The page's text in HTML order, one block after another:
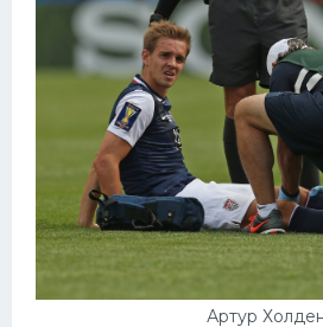
Артур